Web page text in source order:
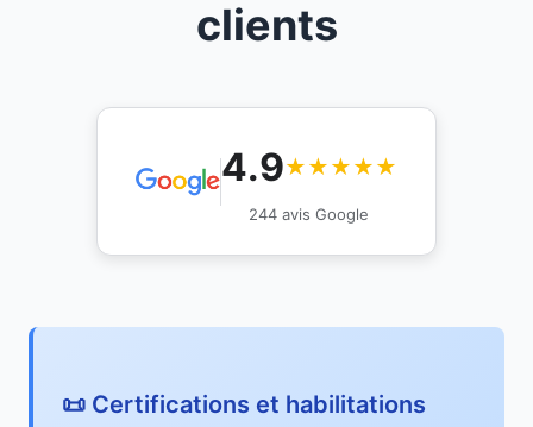
clients
4.9★★★★★
244 avis Google
📜 Certifications et habilitations